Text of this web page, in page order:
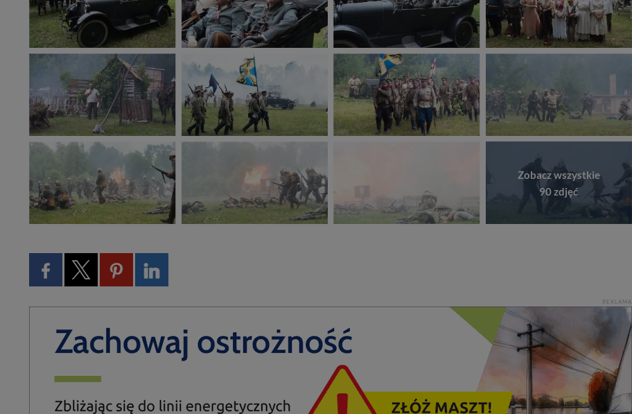
Zobacz wszystkie
90 zdjęć
REKLAMA